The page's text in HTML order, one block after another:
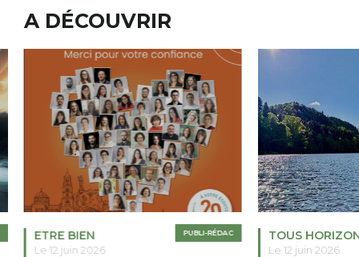
A DÉCOUVRIR
PUBLI-RÉDAC
ETRE BIEN
Le 12 juin 2026
TOUS
Le 12 juin 2026